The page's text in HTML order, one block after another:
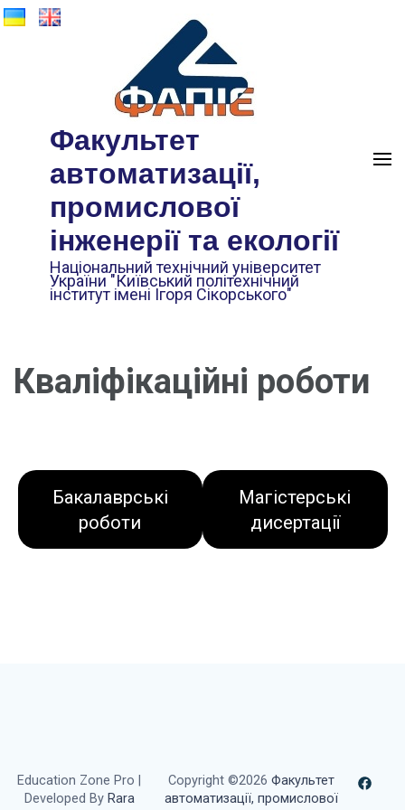
Факультет
автоматизації,
промислової
інженерії та екології
Національний технічний університет
України "Київський політехнічний
інститут імені Ігоря Сікорського"
Кваліфікаційні роботи
Бакалаврські
роботи
Магістерські
дисертації
Copyright ©2026Факультет
автоматизації, промислової
Education Zone Pro |
Developed By Rara